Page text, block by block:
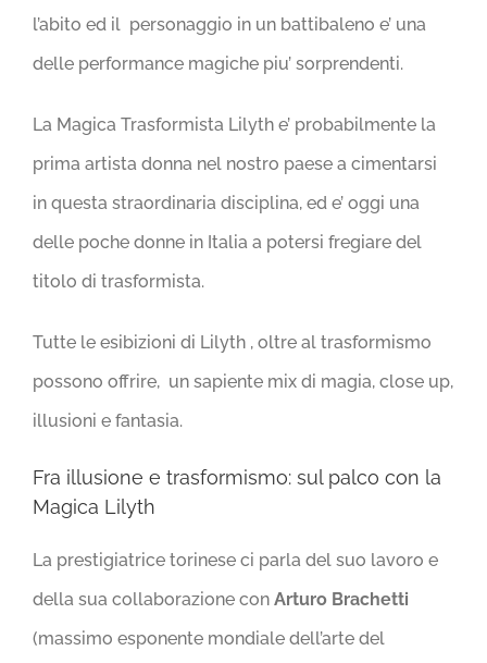
l’abito ed il personaggio in un battibaleno e’ una
delle performance magiche piu’ sorprendenti.
La Magica Trasformista Lilyth e’ probabilmente la
prima artista donna nel nostro paese a cimentarsi
in questa straordinaria disciplina, ed e’ oggi una
delle poche donne in Italia a potersi fregiare del
titolo di trasformista.
Tutte le esibizioni di Lilyth , oltre al trasformismo
possono offrire, un sapiente mix di magia, close up,
illusioni e fantasia.
Fra illusione e trasformismo: sul palco con la
Magica Lilyth
La prestigiatrice torinese ci parla del suo lavoro e
della sua collaborazione con Arturo Brachetti
(massimo esponente mondiale dell’arte del